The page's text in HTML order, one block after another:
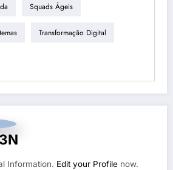
Squads Ágeis
Transformação Digital
Information. Edit your Profile now.